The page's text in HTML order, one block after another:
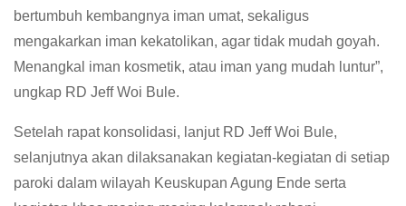
bertumbuh kembangnya iman umat, sekaligus
mengakarkan iman kekatolikan, agar tidak mudah goyah.
Menangkal iman kosmetik, atau iman yang mudah luntur”,
ungkap RD Jeff Woi Bule.
Setelah rapat konsolidasi, lanjut RD Jeff Woi Bule,
selanjutnya akan dilaksanakan kegiatan-kegiatan di setiap
paroki dalam wilayah Keuskupan Agung Ende serta